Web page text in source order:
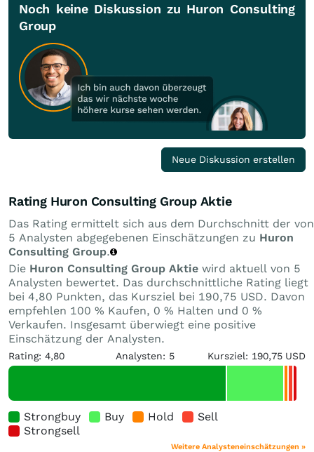
Noch keine Diskussion zu Huron Consulting
Group
Neue Diskussion erstellen
Rating Huron Consulting Group Aktie
Das Rating ermittelt sich aus dem Durchschnitt der von
5 Analysten abgegebenen Einschätzungen zu Huron
Consulting Group.
Die Huron Consulting Group Aktie wird aktuell von 5
Analysten bewertet. Das durchschnittliche Rating liegt
bei 4,80 Punkten, das Kursziel bei 190,75 USD. Davon
empfehlen 100 % Kaufen, 0 % Halten und 0 %
Verkaufen. Insgesamt überwiegt eine positive
Einschätzung der Analysten.
Rating: 4,80 Analysten: 5 Kursziel: 190,75 USD
Strongbuy Buy Hold
Sell
Strongsell
Weitere Analysteneinschätzungen »